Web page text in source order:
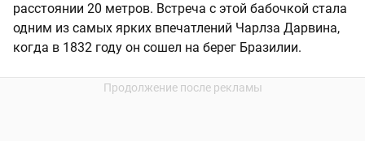
расстоянии 20 метров. Встреча с этой бабочкой стала
одним из самых ярких впечатлений Чарлза Дарвина,
когда в 1832 году он сошел на берег Бразилии.